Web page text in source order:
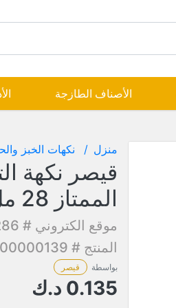
الأصناف الطازجة
منزل نكهات الخبز
قيصر نكهة
الممتاز 28 مل
موقع الكتروني # 120286
المنتج # 2300000139
بواسطة قيصر
0.135 د.ك